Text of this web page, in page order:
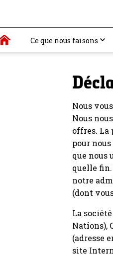
Ce que nous faisons
Nous
Nous
offres. La
pour
que nous
quelle fin.
notre
(dont
La
Nations),
(adresse
site